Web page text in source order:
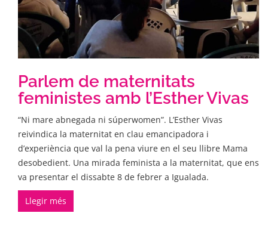
Parlem de maternitats
feministes amb l’Esther Vivas
“Ni mare abnegada ni súperwomen”. L’Esther Vivas
reivindica la maternitat en clau emancipadora i
d’experiència que val la pena viure en el seu llibre Mama
desobedient. Una mirada feminista a la maternitat, que ens
va presentar el dissabte 8 de febrer a Igualada.
Llegir més